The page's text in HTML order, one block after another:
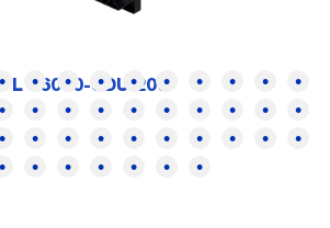
FL 16000-SDUI200